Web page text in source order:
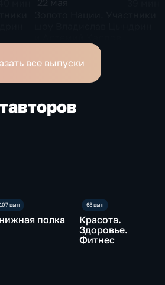
все выпуски
авторов
полка
Красота.
Здоровье.
Фитнес